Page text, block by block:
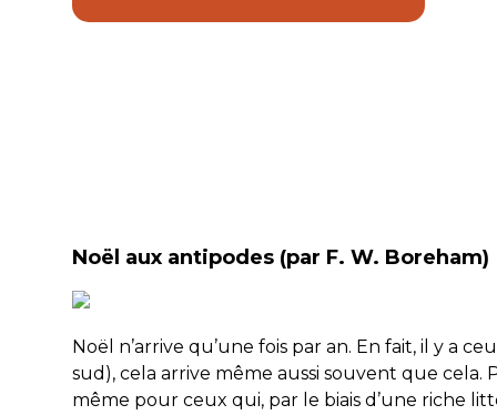
Noël aux antipodes (par F. W. Boreham)
Noël n’arrive qu’une fois par an. En fait, il y a
sud), cela arrive même aussi souvent que
même pour ceux qui, par le biais d’une riche